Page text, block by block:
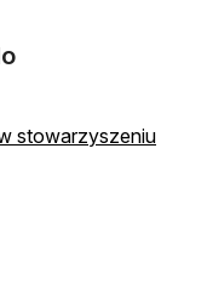
stowarzyszeniu